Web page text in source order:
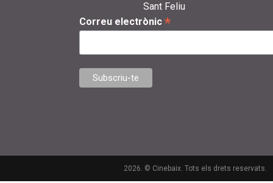
Sant Feliu
Correu electrònic *
2026. © Cinebaix. Tots els drets reservats.